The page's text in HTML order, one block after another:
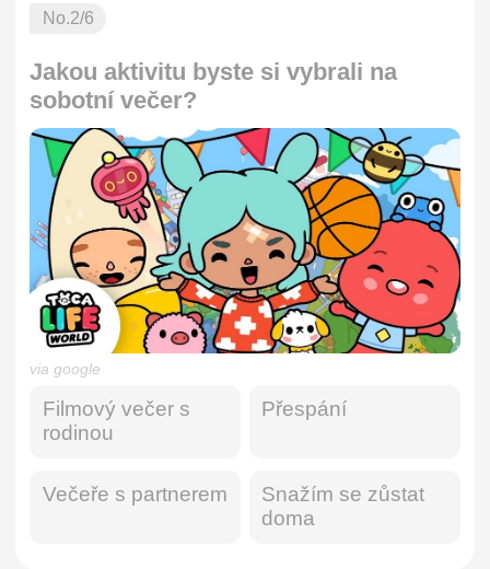
No.2/6
Jakou aktivitu byste si vybrali na
sobotní večer?
via google
Filmový večer s
rodinou
Přespání
Večeře s partnerem
Snažím se zůstat
doma